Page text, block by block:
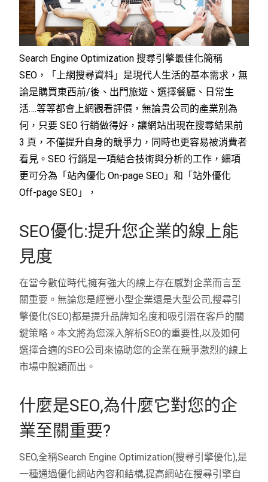
Search Engine Optimization 搜尋引擎最佳化簡稱
SEO，「上網搜尋資料」是現代人生活的基本需求，無
論是購買東西前/後、出門旅遊、選擇餐廳、日常生
活….等等都會上網觀看評價，無論貴公司的產業別為
何，只要 SEO 行銷做得好，讓網站出現在搜尋結果前
3 頁，不僅提升自身的競爭力，同時也更容易被消費者
看見。SEO 行銷是一項結合技術與分析的工作，細項
更可分為「站內優化 On-page SEO」和「站外優化
Off-page SEO」，
SEO優化:提升您企業的線上能
見度
在當今數位時代,擁有強大的線上存在感對企業而言至
關重要。無論您是經營小型企業還是大型公司,搜尋引
擎優化(SEO)都是提升品牌知名度和吸引潛在客戶的關
鍵策略。本文將為您深入解析SEO的重要性,以及如何
選擇合適的SEO公司來協助您的企業在競爭激烈的線上
市場中脫穎而出。
什麼是SEO,為什麼它對您的企
業至關重要?
SEO,全稱Search Engine Optimization(搜尋引擎優化),是
一種通過優化網站內容和結構,提高網站在搜尋引擎自